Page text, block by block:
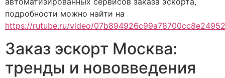
подробности можно найти на
https://rutube.ru/video/
Заказ эскорт Москва:
тренды и нововведения